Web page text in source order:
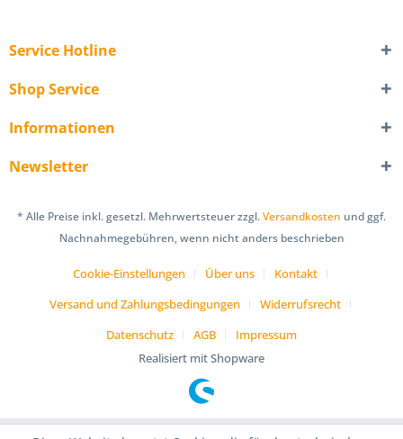
Service Hotline
Shop Service
Informationen
Newsletter
* Alle Preise inkl. gesetzl. Mehrwertsteuer zzgl.Versandkosten und ggf.
Nachnahmegebühren, wenn nicht anders beschrieben
Cookie-Einstellungen Über uns
Kontakt
Versand und Zahlungsbedingungen
Widerrufsrecht
Datenschutz
AGB
Impressum
Realisiert mit Shopware